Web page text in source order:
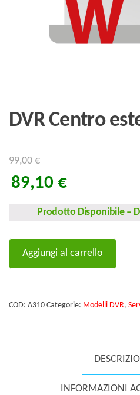
DVR Centro
99,00€
89,10 €
Prodotto Disponibile –
Aggiungi al carrello
COD: A310 Categorie: Modelli DVR,
INFORMAZIONI